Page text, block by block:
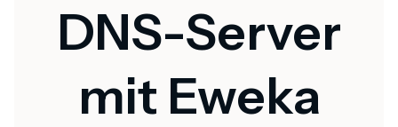
DNS-Server
mit Eweka